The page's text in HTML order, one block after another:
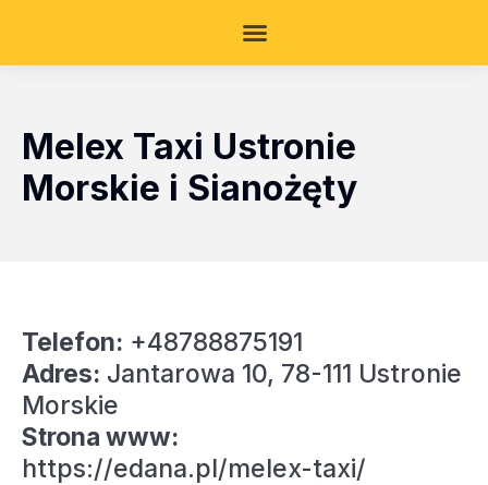
Melex Taxi Ustronie
Morskie i Sianożęty
Telefon: +48788875191
Adres: Jantarowa 10, 78-111 Ustronie
Morskie
Strona www:
https://edana.pl/melex-taxi/